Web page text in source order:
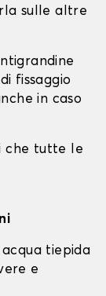
sulle altre
fissaggio
in caso
che tutte le
acqua tiepida
e